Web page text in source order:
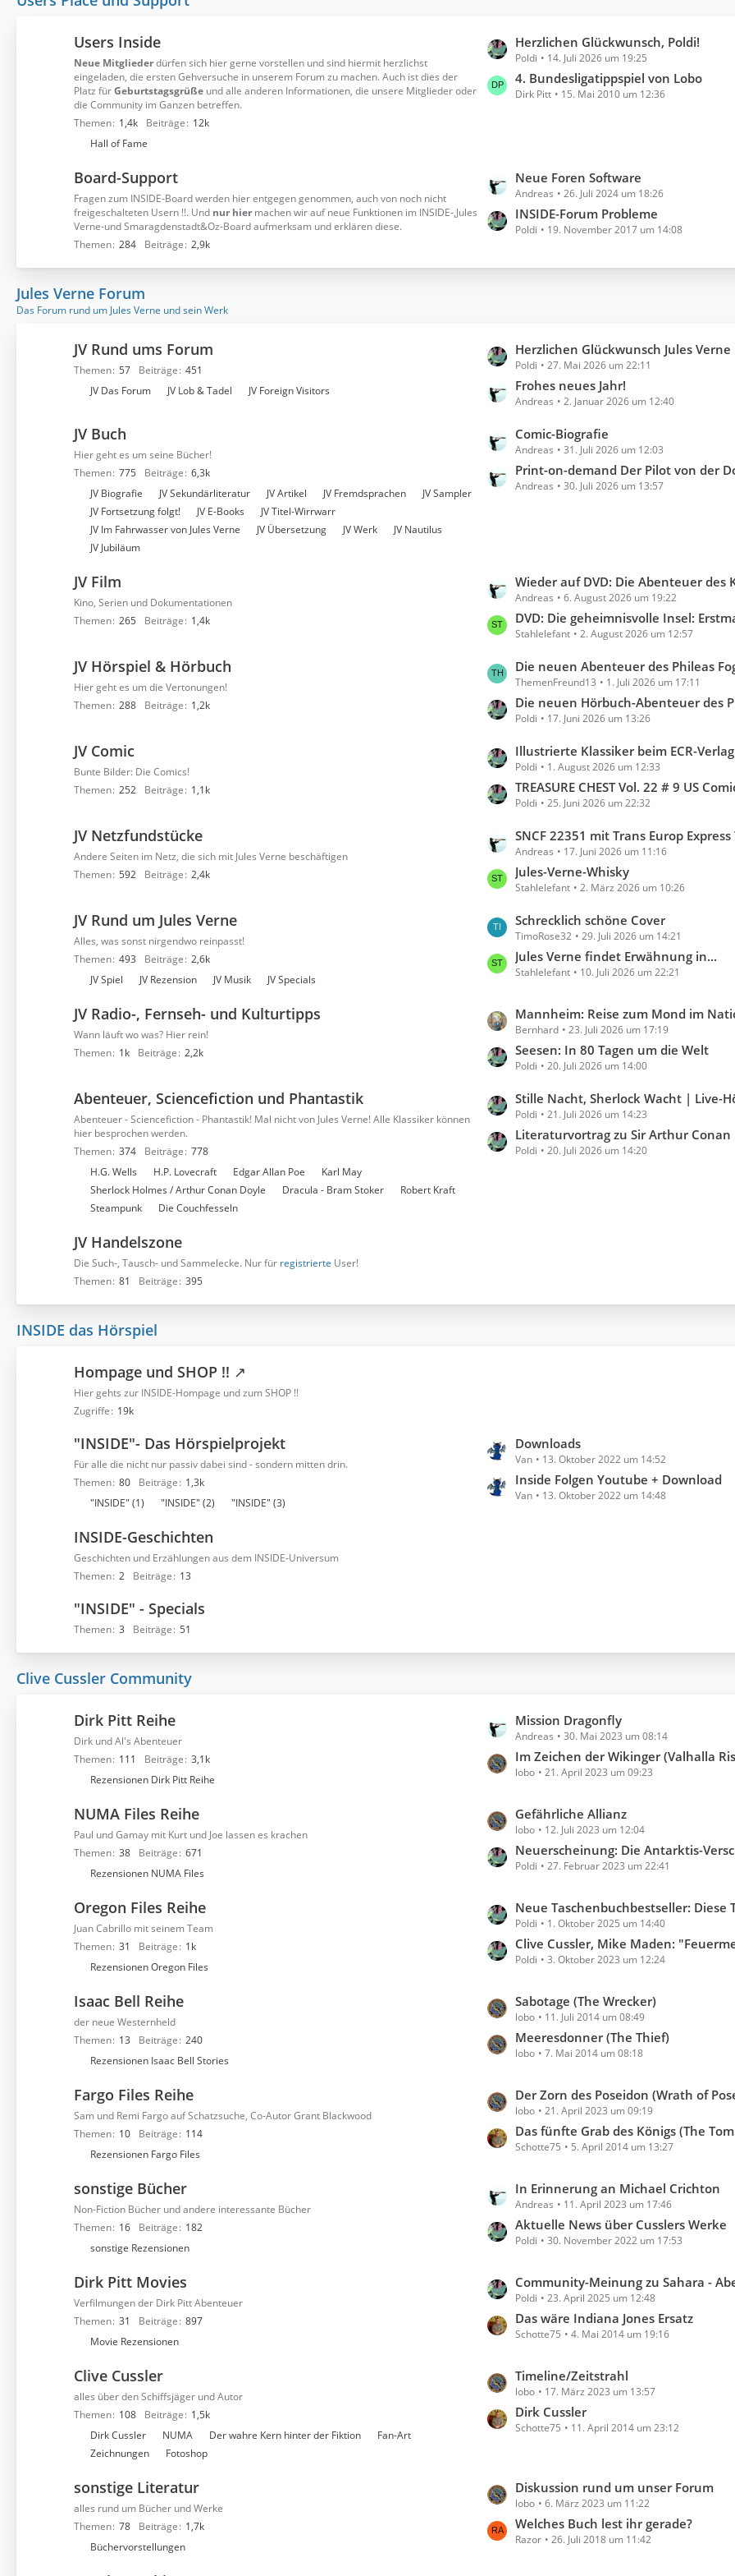
Users Inside
Neue Mitgliederdürfen sich hier gerne vorstellen und sind hiermit herzlichst
eingeladen, die ersten Gehversuche in unserem Forum zu machen. Auch ist dies der
Platz fürGeburtstagsgrüße und alle anderen Informationen, die unsere Mitglieder oder
die Community im Ganzen betreffen.
Themen 1,4k Beiträge 12k
L
e
t
z
i
r
Herzlichen Glückwunsch, Poldi!
Poldi 14. Juli 2026 um 19:25
4. Bundesligatippspiel von Lobo
Dirk Pitt 15. Mai 2010 um 12:36
t
e
r
f
o
r
e
n
Hall of Fame
Board-Support
Fragen zum INSIDE-Board werden hier entgegen genommen, auch von noch nicht
freigeschalteten Usern !!. Und nur hier machen wir auf neue Funktionen im INSIDE-,Jules
Verne-und Smaragdenstadt&Oz-Board aufmerksam und erklären diese.
Themen 284 Beiträge 2,9k
L
e
t
z
e
r
g
Neue Foren Software
Andreas 26. Juli 2024 um 18:26
INSIDE-Forum Probleme
Poldi 19. November 2017 um 14:08
Jules Verne Forum
Das Forum rund um Jules Verne und sein Werk
JV Rund ums Forum
Themen 57 Beiträge 451
L
e
t
z
e
e
e
Herzlichen Glückwunsch Jules Verne
Poldi 27. Mai 2026 um 22:11
Frohes neues Jahr!
Andreas 2. Januar 2026 um 12:40
t
e
r
f
JV Das Forum JV Lob & Tadel JV Foreign Visitors
JV Buch
Hier geht es um seine Bücher!
Themen 775 Beiträge 6,3k
L
e
t
z
t
r
ä
e
Comic-Biografie
Andreas 31. Juli 2026 um 12:03
Print-on-demand Der Pilot von der
Andreas 30. Juli 2026 um 13:57
f
o
r
JV Biografie JV Sekundärliteratur JV Artikel JV Fremdsprachen
JV Sampler
JV Fortsetzung folgt!
JV E-Books
JV Titel-Wirrwarr
JV Im Fahrwasser von Jules Verne
JV Übersetzung JV Werk
JV Nautilus
JV Jubiläum
JV Film
Kino, Serien und Dokumentationen
Themen 265 Beiträge 1,4k
L
e
t
z
e
e
r
ä
g
Wieder auf DVD: Die Abenteuer des
Andreas 6. August 2026 um 19:22
DVD: Die geheimnisvolle Insel: Erstmals
Stahlelefant 2. August 2026 um 12:57
JV Hörspiel & Hörbuch
Hier geht es um die Vertonungen!
Themen 288 Beiträge 1,2k
L
e
t
z
e
e
r
ä
g
Die neuen Abenteuer des Phileas Fogg, Folge 52: Im
ThemenFreund13 1. Juli 2026 um 17:11
Die neuen Hörbuch-Abenteuer des
Poldi 17. Juni 2026 um 13:26
JV Comic
Bunte Bilder: Die Comics!
Themen 252 Beiträge 1,1k
L
e
t
z
e
e
r
ä
g
Illustrierte Klassiker beim ECR-Verlag
Poldi 1. August 2026 um 12:33
TREASURE CHEST Vol. 22 # 9 US Comic 1966 JULES VERNE by
Poldi 25. Juni 2026 um 22:32
JV Netzfundstücke
Andere Seiten im Netz, die sich mit Jules Verne beschäftigen
Themen 592 Beiträge 2,4k
L
e
t
z
e
e
r
ä
g
e
SNCF 22351 mit Trans Europ Express TEE 31 Jules Verne
Andreas 17. Juni 2026 um 11:16
Jules-Verne-Whisky
Stahlelefant 2. März 2026 um 10:26
JV Rund um Jules Verne
Alles, was sonst nirgendwo reinpasst!
Themen 493 Beiträge 2,6k
L
e
t
z
e
B
e
i
r
ä
g
e
Schrecklich schöne Cover
TimoRose32 29. Juli 2026 um 14:21
Jules Verne findet Erwähnung in...
Stahlelefant 10. Juli 2026 um 22:21
t
e
r
r
e
n
JV Spiel JV Rezension JV Musik JV Specials
JV Radio-, Fernseh- und Kulturtipps
Wann läuft wo was? Hier rein!
Themen 1k Beiträge 2,2k
L
e
t
z
e
e
Mannheim: Reise zum Mond im
Bernhard 23. Juli 2026 um 17:19
Seesen: In 80 Tagen um die Welt
Poldi 20. Juli 2026 um 14:00
Abenteuer, Sciencefiction und Phantastik
Abenteuer - Sciencefiction - Phantastik! Mal nicht von Jules Verne! Alle Klassiker können
hier besprochen werden.
Themen 374 Beiträge 778
L
e
t
z
Stille Nacht, Sherlock Wacht | Live-
Poldi 21. Juli 2026 um 14:23
Literaturvortrag zu Sir Arthur Conan Doyle & seinem
Poldi 20. Juli 2026 um 14:20
r
f
o
n
H.G. Wells H.P. Lovecraft Edgar Allan Poe
Karl May
Sherlock Holmes / Arthur Conan Doyle
Dracula - Bram Stoker
Robert Kraft
Steampunk
Die Couchfesseln
JV Handelszone
Die Such-, Tausch- und Sammelecke. Nur für registrierte User!
Themen 81 Beiträge 395
INSIDE das Hörspiel
Hompage und SHOP !!
Hier gehts zur INSIDE-Hompage und zum SHOP !!
Zugriffe
19k
"INSIDE"- Das Hörspielprojekt
Für alle die nicht nur passiv dabei sind - sondern mitten drin.
Themen 80 Beiträge 1,3k
L
e
t
z
Downloads
Van 13. Oktober 2022 um 14:52
Inside Folgen Youtube + Download
Van 13. Oktober 2022 um 14:48
t
e
r
o
r
"INSIDE" (1) "INSIDE" (2) "INSIDE" (3)
INSIDE-Geschichten
Geschichten und Erzählungen aus dem INSIDE-Universum
Themen 2 Beiträge 13
"INSIDE" - Specials
Themen 3 Beiträge 51
Clive Cussler Community
Dirk Pitt Reihe
Dirk und Al's Abenteuer
Themen 111 Beiträge 3,1k
L
e
t
z
e
B
e
i
ä
g
e
Mission Dragonfly
Andreas 30. Mai 2023 um 08:14
Im Zeichen der Wikinger (Valhalla
lobo 21. April 2023 um 09:23
t
e
r
r
e
n
Rezensionen Dirk Pitt Reihe
NUMA Files Reihe
Paul und Gamay mit Kurt und Joe lassen es krachen
Themen 38 Beiträge 671
L
e
t
z
e
B
e
i
ä
g
e
Gefährliche Allianz
lobo 12. Juli 2023 um 12:04
Neuerscheinung: Die Antarktis-
Poldi 27. Februar 2023 um 22:41
t
e
r
r
e
n
Rezensionen NUMA Files
Oregon Files Reihe
Juan Cabrillo mit seinem Team
Themen 31 Beiträge 1k
L
e
t
z
e
B
e
i
ä
g
e
Neue Taschenbuchbestseller: Diese Titel haben es auf die
Poldi 1. Oktober 2025 um 14:40
Clive Cussler, Mike Maden:
Poldi 3. Oktober 2023 um 12:24
t
e
r
r
e
n
Rezensionen Oregon Files
Isaac Bell Reihe
der neue Westernheld
Themen 13 Beiträge 240
L
e
t
z
e
B
e
i
ä
g
e
Sabotage (The Wrecker)
lobo 11. Juli 2014 um 08:49
Meeresdonner (The Thief)
lobo 7. Mai 2014 um 08:18
t
e
r
r
e
n
Rezensionen Isaac Bell Stories
Fargo Files Reihe
Sam und Remi Fargo auf Schatzsuche, Co-Autor Grant Blackwood
Themen 10 Beiträge 114
L
e
t
z
B
e
i
ä
g
e
Der Zorn des Poseidon (Wrath of
lobo 21. April 2023 um 09:19
Das fünfte Grab des Königs (The
Schotte75 5. April 2014 um 13:27
t
e
r
r
e
n
Rezensionen Fargo Files
sonstige Bücher
Non-Fiction Bücher und andere interessante Bücher
Themen 16 Beiträge 182
L
e
t
z
e
B
e
i
ä
g
e
In Erinnerung an Michael Crichton
Andreas 11. April 2023 um 17:46
Aktuelle News über Cusslers Werke
Poldi 30. November 2022 um 17:53
t
e
r
r
e
n
sonstige Rezensionen
Dirk Pitt Movies
Verfilmungen der Dirk Pitt Abenteuer
Themen 31 Beiträge 897
L
e
t
z
e
B
e
i
ä
g
e
Community-Meinung zu Sahara - Abenteuer in
Poldi 23. April 2025 um 12:48
Das wäre Indiana Jones Ersatz
Schotte75 4. Mai 2014 um 19:16
t
e
r
e
n
Movie Rezensionen
Clive Cussler
alles über den Schiffsjäger und Autor
Themen 108 Beiträge 1,5k
L
e
t
z
B
e
i
t
Timeline/Zeitstrahl
lobo 17. März 2023 um 13:57
Dirk Cussler
Schotte75 11. April 2014 um 23:12
e
r
f
Dirk Cussler NUMA Der wahre Kern hinter der Fiktion
Fan-Art
Zeichnungen
Fotoshop
sonstige Literatur
alles rund um Bücher und Werke
Themen 78 Beiträge 1,7k
L
e
t
z
Diskussion rund um unser Forum
lobo 6. März 2023 um 11:22
Welches Buch lest ihr gerade?
Razor 26. Juli 2018 um 11:42
Büchervorstellungen